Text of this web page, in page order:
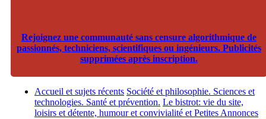
Rejoignez une communauté sans censure algorithmique de
passionnés, techniciens, scientifiques ou ingénieurs. Publicités
supprimées après inscription.
Accueil et sujets récents Société et philosophie. Sciences et
technologies. Santé et prévention. Le bistrot: vie du site,
loisirs et détente, humour et convivialité et Petites Annonces